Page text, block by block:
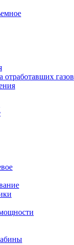
отработавших газов